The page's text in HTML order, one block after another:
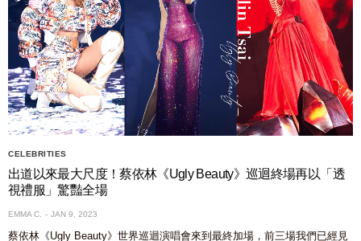
CELEBRITIES
出道以來最大尺度！蔡依林《Ugly Beauty》巡迴終場再以「透
視禮服」驚豔全場
EMMA C. JAN 9, 2023
蔡依林《Ugly Beauty》世界巡迴演唱會來到最終加場，前三場我們已經見